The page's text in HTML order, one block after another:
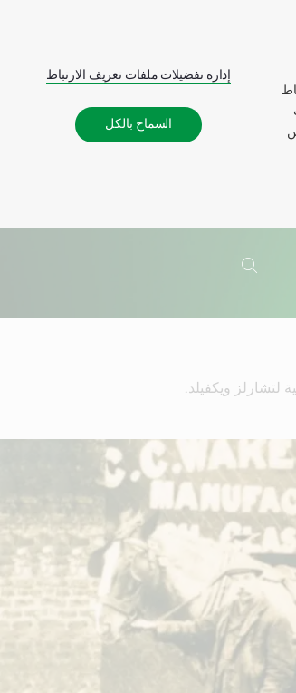
إدارة تفضيلات ملفات تعريف الارتباط
السماح بالكل
بحث
لتشارلز ويكفيلد.